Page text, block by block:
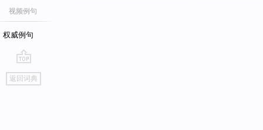
视频例句
权威例句
go
top
返回词典